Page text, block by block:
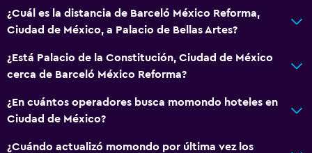
Alarma de humo
Calefacción
Aire acondicionado
Wifi gratis
Ropa de cama
Toallas
Champú
¿Cuál es la distancia de Barceló México Reforma,
Ciudad de México, a Palacio de Bellas Artes?
¿Está Palacio de la Constitución, Ciudad de México
cerca de Barceló México Reforma?
¿En cuántos operadores busca momondo hoteles en
Ciudad de México?
¿Cuándo actualizó momondo por última vez los